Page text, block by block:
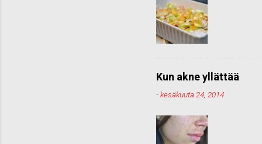
Kun akne yllättää
-kesäkuuta 24, 2014